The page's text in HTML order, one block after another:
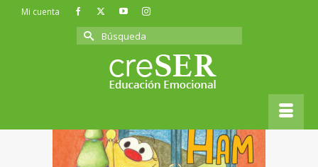
Mi cuenta
Buscar
por:
Inicio » Cuentos